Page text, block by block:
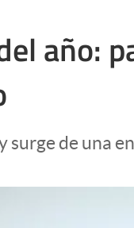
año:
de una